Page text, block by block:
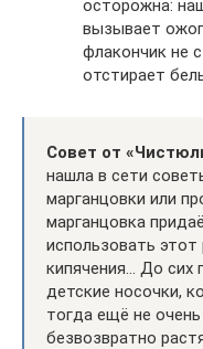
осторожна:
вызывает
флакончик не
отстирает
Совет от
нашла в сети
марганцовки или
марганцовка
использовать
кипячения… До сих
детские носочки,
тогда ещё не
безвозвратно